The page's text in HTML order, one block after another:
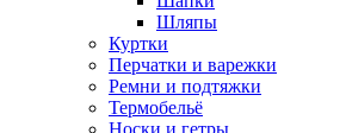
Шляпы
Куртки
Перчатки и варежки
Ремни и подтяжки
Термобельё
Носки и гетры